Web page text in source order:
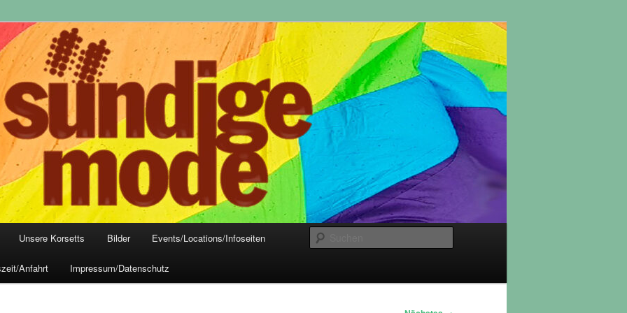
Frankfurt
Mode, Club- und Dark-Wear seit 2004
Unsere Korsetts Bilder Events/Locations/Infoseiten
Anfahrt Impressum/Datenschutz